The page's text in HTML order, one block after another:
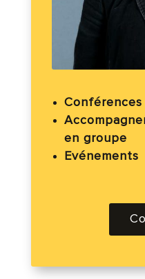
Conférences
en groupe
Evénements